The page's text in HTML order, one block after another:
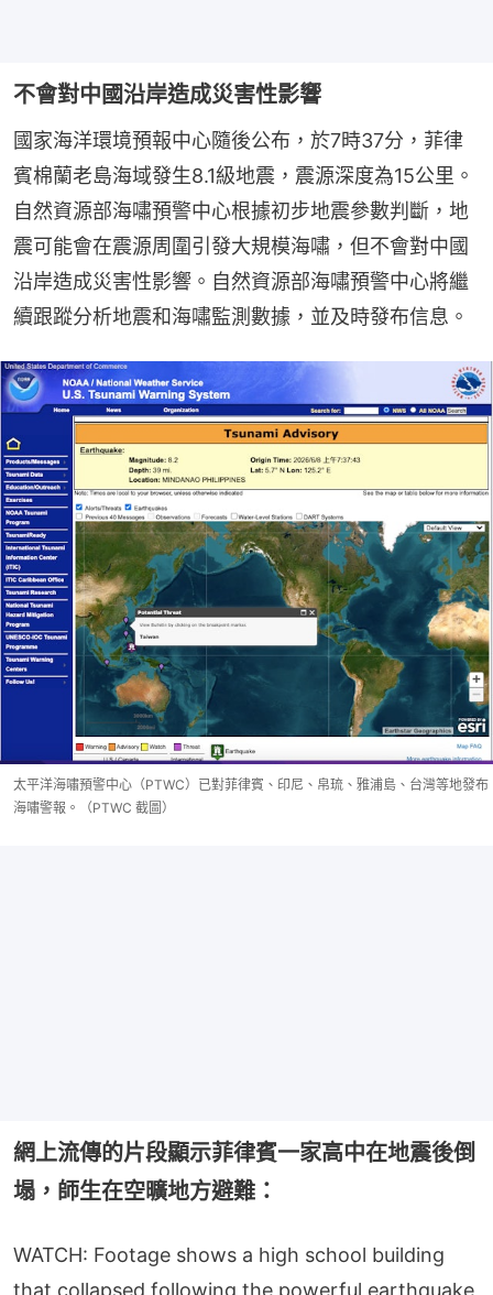
不會對中國沿岸造成災害性影響
國家海洋環境預報中心隨後公布，於7時37分，菲律
賓棉蘭老島海域發生8.1級地震，震源深度為15公里。
自然資源部海嘯預警中心根據初步地震參數判斷，地
震可能會在震源周圍引發大規模海嘯，但不會對中國
沿岸造成災害性影響。自然資源部海嘯預警中心將繼
續跟蹤分析地震和海嘯監測數據，並及時發布信息。
太平洋海嘯預警中心（PTWC）已對菲律賓、印尼、帛琉、雅浦島、台灣等地發布
海嘯警報。（PTWC 截圖）
網上流傳的片段顯示菲律賓一家高中在地震後倒
塌，師生在空曠地方避難：
WATCH: Footage shows a high school building
that collapsed following the powerful earthquake